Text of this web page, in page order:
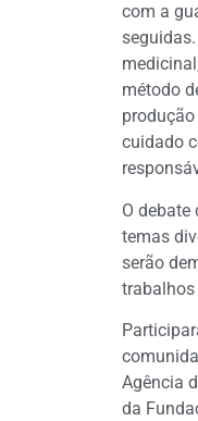
com a
método
cuidado
O debate
temas
serão
Agência
da